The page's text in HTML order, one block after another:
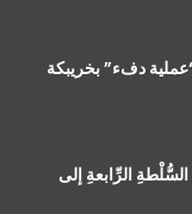
الرِّابعةِ إلى